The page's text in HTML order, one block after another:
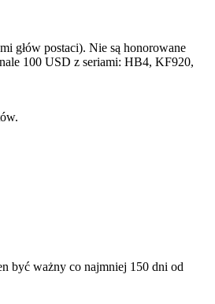
głów postaci). Nie są honorowane
100 USD z seriami: HB4, KF920,
być ważny co najmniej 150 dni od